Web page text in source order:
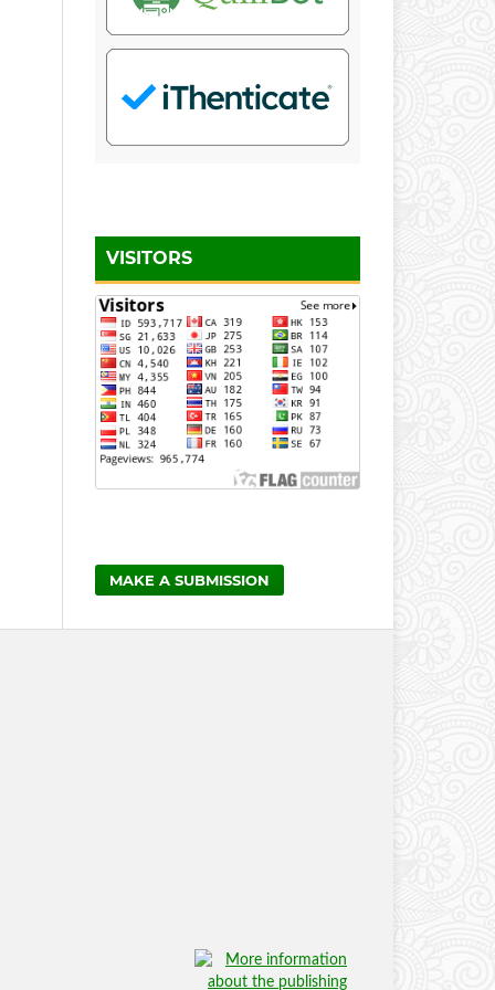
VISITORS
MAKE A SUBMISSION